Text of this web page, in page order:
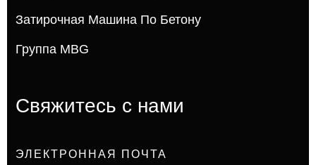
Затирочная Машина По Бетону
Группа MBG
Свяжитесь с нами
ЭЛЕКТРОННАЯ ПОЧТА